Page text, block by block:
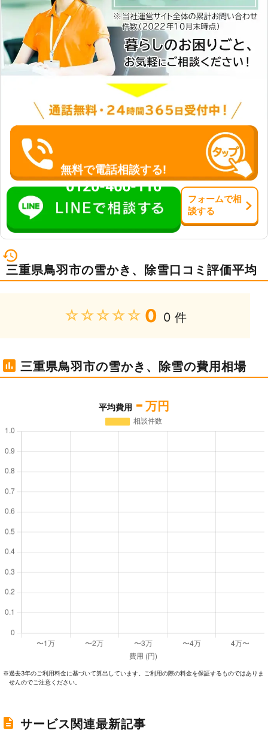
無料で電話相談する!
0120-466-110
フォームで相
談する
三重県鳥羽市の雪かき、除雪口コミ評価平均
★★★★★ 0 0 件
三重県鳥羽市の雪かき、除雪の費用相場
平均費用 - 万円
※過去3年のご利⽤料⾦に基づいて算出しています。ご利⽤の際の料⾦を保証するものではありま
せんのでご注意ください。
サービス関連最新記事